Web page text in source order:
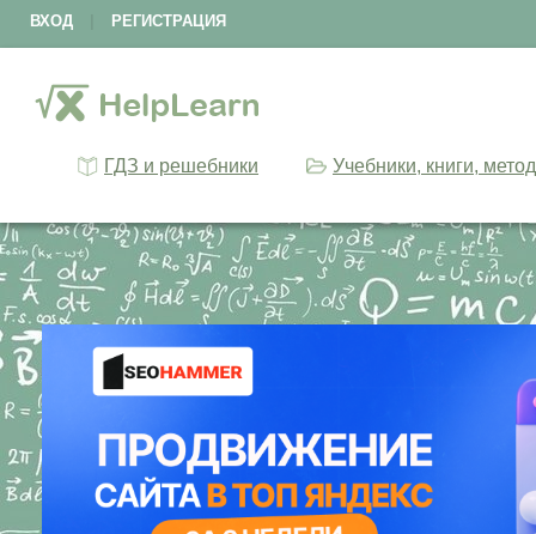
ВХОД РЕГИСТРАЦИЯ
ГДЗ и решебники Учебники, книги,